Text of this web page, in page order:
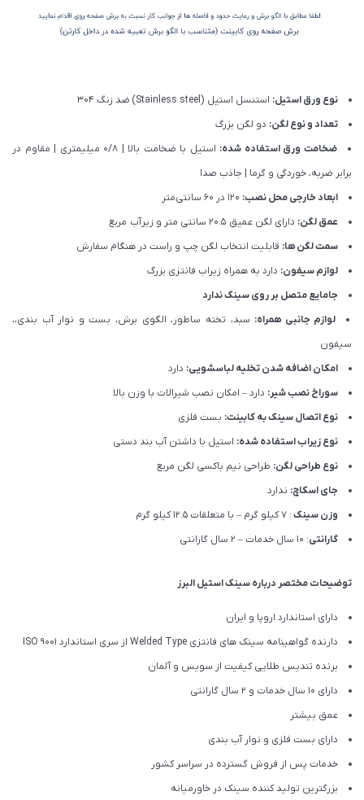
نوع ورق استیل: استنسل استیل (Stainless steel) ضد زنگ 304
تعداد و نوع لگن: دو لگن بزرگ
ضخامت ورق استفاده شده:
استیل با ضخامت بالا | 0/8 میلیمتری | مقاوم در
برابر ضربه، خوردگی و گرما | جاذب صدا
ابعاد خارجی محل نصب:
عمق لگن: دارای لگن عمیق 20.5 سانتی متر و زیرآب مربع
سمت لگن ها: قابلیت انتخاب لگن چپ و راست در هنگام سفارش
لوازم سیفون: دارد به همراه زیراب فانتزی بزرگ
جامایع متصل بر روی سینک ندارد
لوازم جانبی همراه: سبد، تخته ساطور، الگوی برش، بست و نوار آب بندی،،
سیفون
امکان اضافه شدن تخلیه لباسشویی: دارد
سوراخ نصب شیر: دارد – امکان نصب شیرالات با وزن بالا
نوع اتصال سینک به کابینت: بست فلزی
نوع زیراب استفاده شده: استیل با داشتن آب بند دستی
نوع طراحی لگن: طراحی نیم باکسی لگن مربع
جای اسکاچ: ندارد
وزن سینک: 7 کیلو گرم – با متعلقات 12.5 کیلو گرم
گارانتی: 10 سال خدمات – 2 سال گارانتی
توضیحات مختصر درباره سینک استیل البرز
دارای استاندارد اروپا و ایران
دارنده گواهینامه سینک های فانتزی Welded Type از سری استاندارد ISO 9001
برنده تندیس طلایی کیفیت از سویس و آلمان
دارای ۱۰ سال خدمات و 2 سال گارانتی
عمق بیشتر
دارای بست فلزی و نوار آب بندی
خدمات پس از فروش گسترده در سراسر کشور
بزرگترین تولید کننده سینک در خاورمیانه